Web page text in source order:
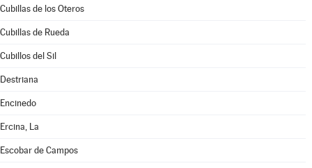
Cubillas de los Oteros
Cubillas de Rueda
Cubillos del Sil
Destriana
Encinedo
Ercina, La
Escobar de Campos